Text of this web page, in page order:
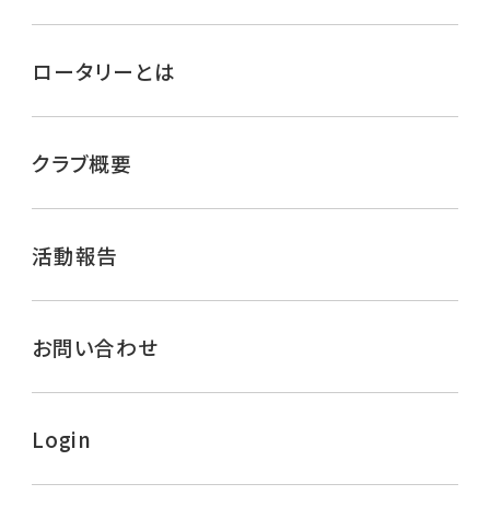
ロータリーとは
クラブ概要
活動報告
お問い合わせ
Login